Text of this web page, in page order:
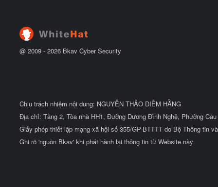
ầ
@ 2009 - 2026 Bkav Cyber Security
Chịu trách nhiệm nội dung: NGUYỄN THẢO DIỄM HẰNG
Địa chỉ: Tầng 2, Tòa nhà HH1, Đường Dương Đình Nghệ, Phường
Giấy phép thiết lập mạng xã hội số 355/GP-BTTTT do Bộ Thông tin
Ghi rõ 'nguồn Bkav' khi phát hành lại thông tin từ Website này